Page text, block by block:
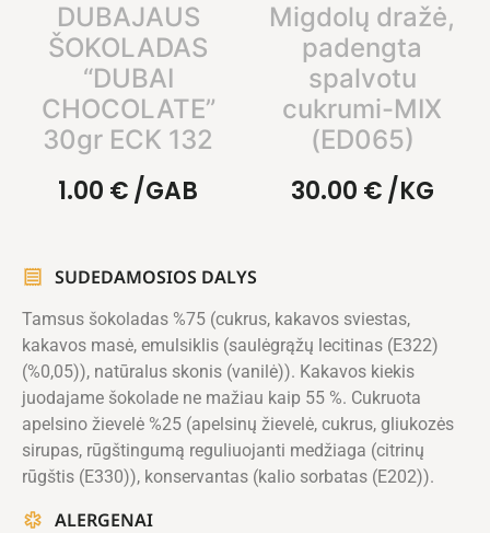
DUBAJAUS
ŠOKOLADAS
“DUBAI
CHOCOLATE”
30gr ECK 132
1.00 €/GAB
Migdolų dražė,
padengta
spalvotu
cukrumi-MIX
(ED065)
30.00 €/KG
SUDEDAMOSIOS DALYS
Tamsus šokoladas %75 (cukrus, kakavos sviestas,
kakavos masė, emulsiklis (saulėgrąžų lecitinas (E322)
(%0,05)), natūralus skonis (vanilė)). Kakavos kiekis
juodajame šokolade ne mažiau kaip 55 %. Cukruota
apelsino žievelė %25 (apelsinų žievelė, cukrus, gliukozės
sirupas, rūgštingumą reguliuojanti medžiaga (citrinų
rūgštis (E330)), konservantas (kalio sorbatas (E202)).
ALERGENAI